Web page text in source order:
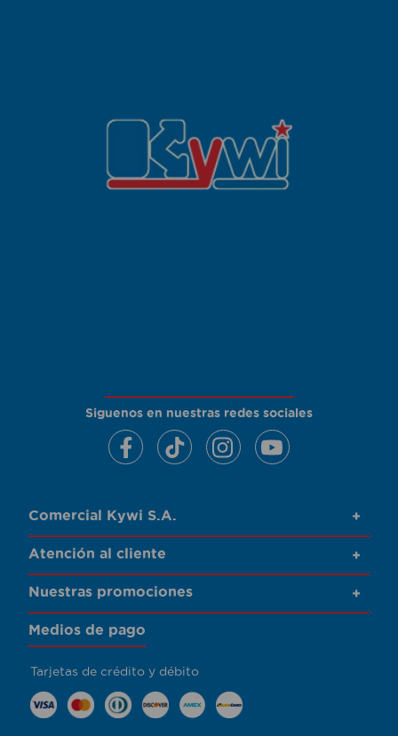
Siguenos en nuestras redes sociales
Comercial Kywi S.A. +
Atención al cliente +
Nuestras promociones +
Medios de pago
Tarjetas de crédito y débito